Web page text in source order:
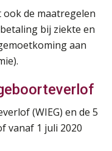
de maatregelen
bij ziekte en
aan
(WIEG) en de 5
vanaf 1 juli 2020
PDL
VPS
Summercourse Update loonheffingen en arbeidsrecht